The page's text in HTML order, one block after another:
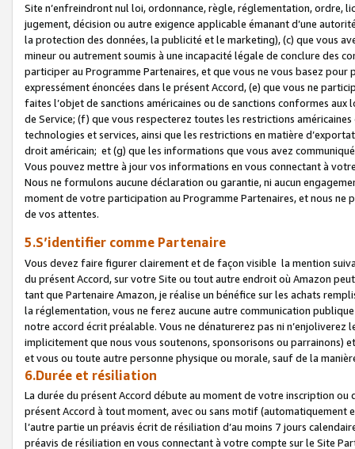
Site n’enfreindront nul loi, ordonnance, règle, réglementation, ordre,
jugement, décision ou autre exigence applicable émanant d’une
la protection des données, la publicité et le marketing), (c) que vous
mineur ou autrement soumis à une incapacité légale de conclure des
participer au Programme Partenaires, et que vous ne vous basez
expressément énoncées dans le présent Accord, (e) que vous ne
faites l’objet de sanctions américaines ou de sanctions conformes
de Service; (f) que vous respecterez toutes les restrictions
technologies et services, ainsi que les restrictions en matière
droit américain; et (g) que les informations que vous avez
Vous pouvez mettre à jour vos informations en vous connectant à
Nous ne formulons aucune déclaration ou garantie, ni aucun
moment de votre participation au Programme Partenaires, et nous
de vos attentes.
5.S’identifier comme Partenaire
Vous devez faire figurer clairement et de façon visible la mention
du présent Accord, sur votre Site ou tout autre endroit où Amazon
tant que Partenaire Amazon, je réalise un bénéfice sur les achats
la réglementation, vous ne ferez aucune autre communication
notre accord écrit préalable. Vous ne dénaturerez pas ni
implicitement que nous vous soutenons, sponsorisons ou parrainons)
et vous ou toute autre personne physique ou morale, sauf de la
6.Durée et résiliation
La durée du présent Accord débute au moment de votre inscription
présent Accord à tout moment, avec ou sans motif (automatiquement
l’autre partie un préavis écrit de résiliation d’au moins 7 jours
préavis de résiliation en vous connectant à votre compte sur le Site